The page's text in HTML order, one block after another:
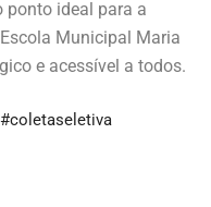
ponto ideal para a
Municipal Maria
e acessível a todos.
#coletaseletiva